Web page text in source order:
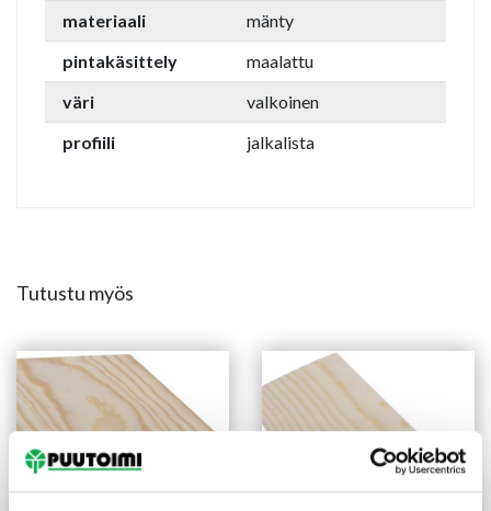
materiaali
mänty
pintakäsittely
maalattu
väri
valkoinen
profiili
jalkalista
Tutustu myös